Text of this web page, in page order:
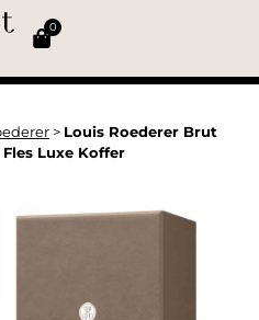
0
> Louis Roederer Brut
Luxe Koffer